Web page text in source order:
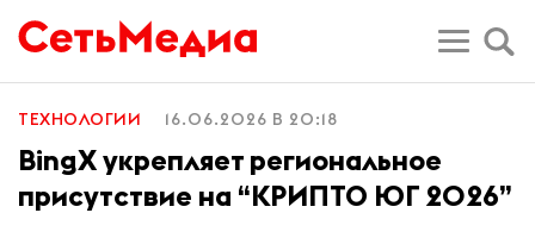
ТЕХНОЛОГИИ 16.06.2026 В 20:18
BingX укрепляет региональное
присутствие на “КРИПТО ЮГ 2026”